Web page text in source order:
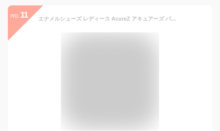
no. 11 エナメルシューズ レディース AcureZ アキュアーズ パンプス ローファー マニッシュシューズ トラッド オックスフォードシューズ [ レースアップ レザー エナメル 黒 ぺたんこ ローヒール クラシカル ワンマイル かわいい 大きいサイズ 靴 革靴 疲れない つま先 広い ]